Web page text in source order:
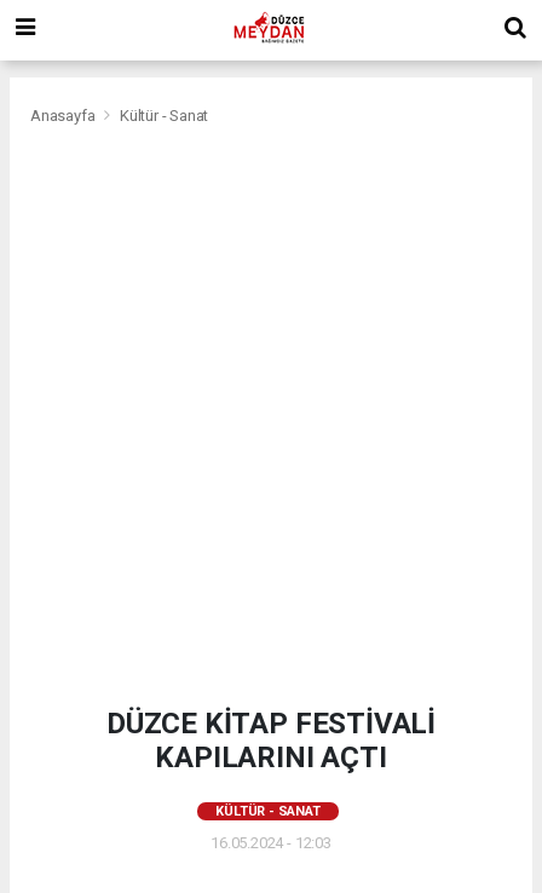
Anasayfa Kültür - Sanat
DÜZCE KİTAP FESTİVALİ
KAPILARINI AÇTI
KÜLTÜR - SANAT
16.05.2024 - 12:03